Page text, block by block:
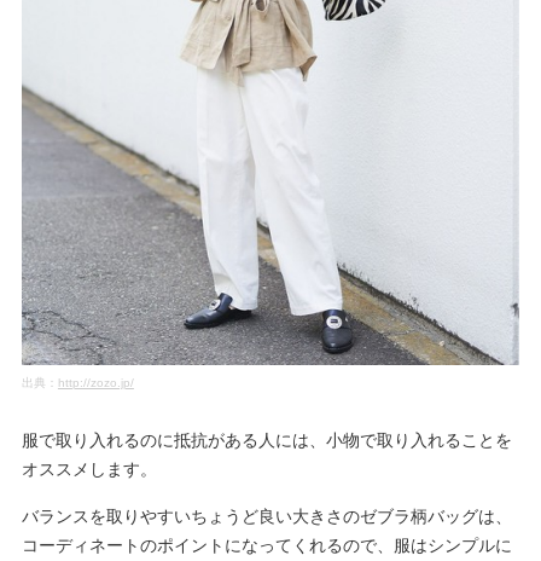
出典： http://zozo.jp/
服で取り入れるのに抵抗がある人には、小物で取り入れることを
オススメします。
バランスを取りやすいちょうど良い大きさのゼブラ柄バッグは、
コーディネートのポイントになってくれるので、服はシンプルに